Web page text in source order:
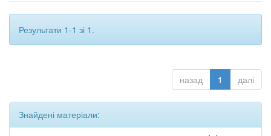
Результати 1-1 зі 1.
назад 1 далі
Знайдені матеріали: